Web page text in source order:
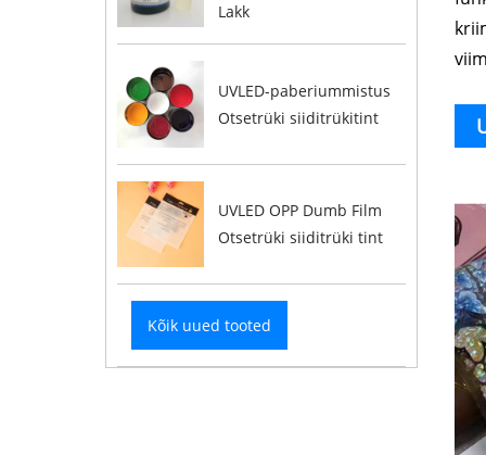
Lakk
UVLED-paberiummistus
Otsetrüki siiditrükitint
UVLED OPP Dumb Film
Otsetrüki siiditrüki tint
Kõik uued tooted